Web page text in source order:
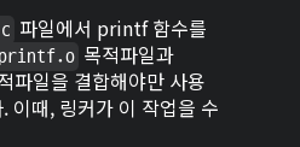
파일에서 printf 함수를
printf.o 목적파일과
파일을 결합해야만 사용
이때, 링커가 이 작업을 수